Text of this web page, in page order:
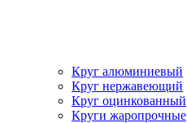
Круг алюминиевый
Круг нержавеющий
Круг оцинкованный
Круги жаропрочные